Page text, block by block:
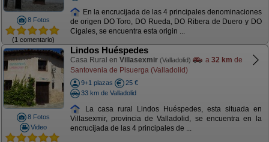
8 Fotos
(1 comentario)
En la encrucijada de las 4 principales denominaciones
de origen DO Toro, DO Rueda, DO Ribera de Duero y DO
Cigales, se encuentra esta origin ...
8 Fotos
Video
Lindos Huéspedes
Casa Rural en Villasexmir (Valladolid) a 32 km de
Santovenia de Pisuerga (Valladolid)
9+1 plazas
25 €
33 km de Valladolid
La casa rural Lindos Huéspedes, esta situada en
Villasexmir, provincia de Valladolid, se encuentra en la
encrucijada de las 4 principales de ...